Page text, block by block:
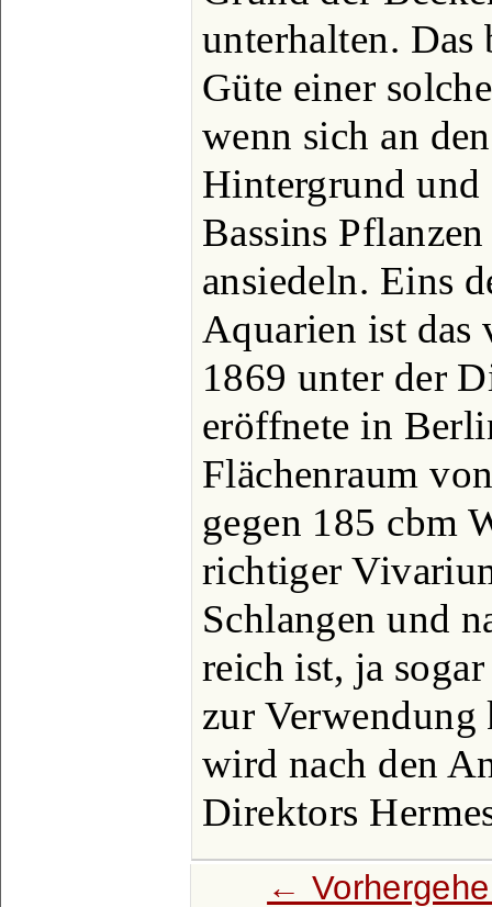
unterhalten. Das
Güte einer
wenn sich an
Hintergrund und
Bassins
ansiedeln. Eins
Aquarien ist das
1869 unter der
eröffnete in
Flächenraum
gegen 185 cbm
richtiger
Schlangen und
reich ist, ja
zur Verwendung
wird nach den
Direktors
←